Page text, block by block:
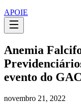
APOIE
Anemia
evento do
novembro 21, 2022